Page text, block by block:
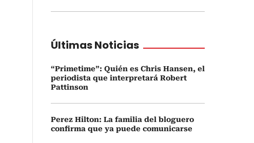
Últimas Noticias
“Primetime”: Quién es Chris Hansen, el
periodista que interpretará Robert
Pattinson
Perez Hilton: La familia del bloguero
confirma que ya puede comunicarse